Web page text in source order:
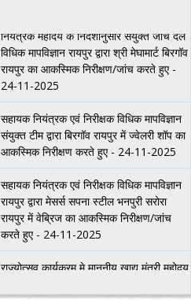
विधिक मापविज्ञान रायपुर द्वारा श्री मेघामार्ट बिरगॉव
रायपुर का आकस्मिक निरीक्षण/जांच करते हुए -
24-11-2025
सहायक नियंत्रक एवं निरीक्षक विधिक मापविज्ञान
संयुक्‍त टीम द्वारा बिरगॉव रायपुर में ज्‍वेलरी शॉप का
आकस्मिक निरीक्षण करते हुए - 24-11-2025
सहायक नियंत्रक एवं निरीक्षक विधिक मापविज्ञान
रायपुर द्वारा मेसर्स सपना स्‍टील भनपुरी सरोरा
रायपुर में वेब्रिज का आकस्‍मिक निरीक्षण/जांच
करते हुए - 24-11-2025
राज्‍योत्‍सव कार्यक्रम मे माननीय खाद्य मंत्री महोदय